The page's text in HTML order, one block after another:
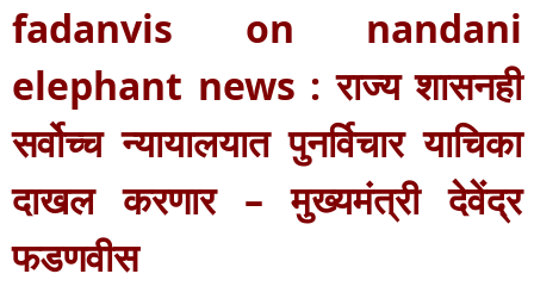
fadanvis on nandani
elephant news : राज्य शासनही
सर्वोच्च न्यायालयात पुनर्विचार याचिका
दाखल करणार – मुख्यमंत्री देवेंद्र
फडणवीस